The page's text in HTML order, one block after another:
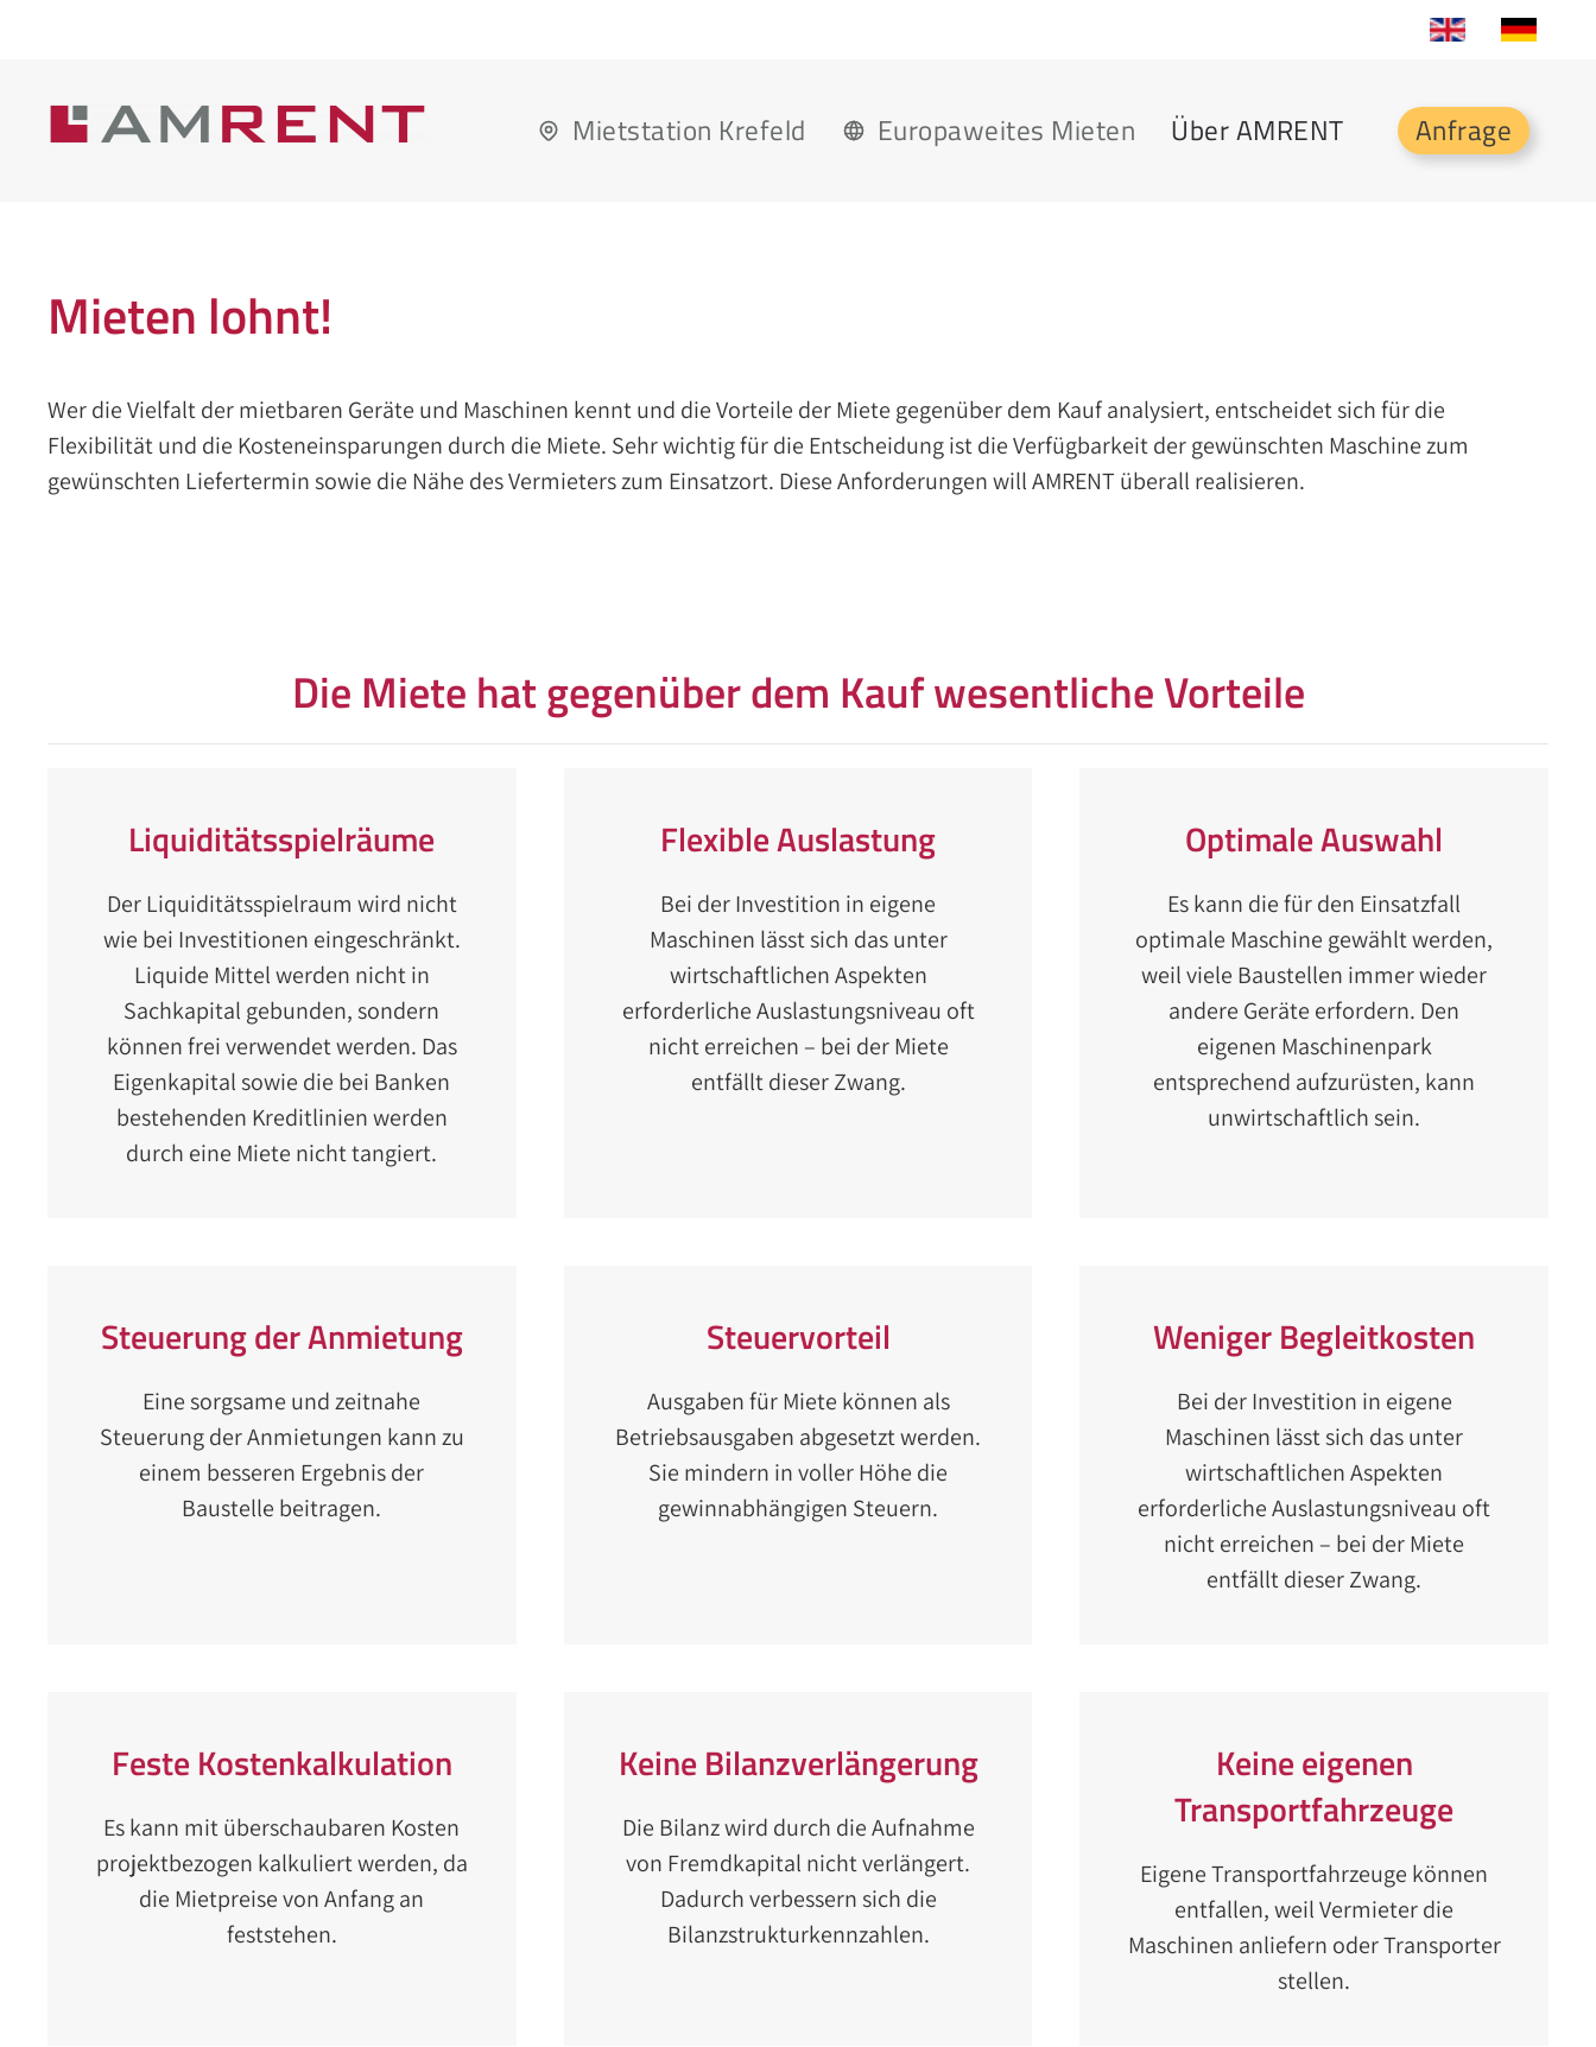
Mietstation Krefeld Europaweites Mieten Über AMRENT Anfrage
Mieten lohnt!
Wer die Vielfalt der mietbaren Geräte und Maschinen kennt und die Vorteile der Miete gegenüber dem Kauf analysiert, entscheidet sich für die
Flexibilität und die Kosteneinsparungen durch die Miete. Sehr wichtig für die Entscheidung ist die Verfügbarkeit der gewünschten Maschine zum
gewünschten Liefertermin sowie die Nähe des Vermieters zum Einsatzort. Diese Anforderungen will AMRENT überall realisieren.
Die Miete hat gegenüber dem Kauf wesentliche Vorteile
Liquiditätsspielräume
Der Liquiditätsspielraum wird nicht
wie bei Investitionen eingeschränkt.
Liquide Mittel werden nicht in
Sachkapital gebunden, sondern
können frei verwendet werden. Das
Eigenkapital sowie die bei Banken
bestehenden Kreditlinien werden
durch eine Miete nicht tangiert.
Flexible Auslastung
Bei der Investition in eigene
Maschinen lässt sich das unter
wirtschaftlichen Aspekten
erforderliche Auslastungsniveau oft
nicht erreichen – bei der Miete
entfällt dieser Zwang.
Optimale Auswahl
Es kann die für den Einsatzfall
optimale Maschine gewählt werden,
weil viele Baustellen immer wieder
andere Geräte erfordern. Den
eigenen Maschinenpark
entsprechend aufzurüsten, kann
unwirtschaftlich sein.
Steuerung der Anmietung
Eine sorgsame und zeitnahe
Steuerung der Anmietungen kann zu
einem besseren Ergebnis der
Baustelle beitragen.
Steuervorteil
Ausgaben für Miete können als
Betriebsausgaben abgesetzt werden.
Sie mindern in voller Höhe die
gewinnabhängigen Steuern.
Weniger Begleitkosten
Bei der Investition in eigene
Maschinen lässt sich das unter
wirtschaftlichen Aspekten
erforderliche Auslastungsniveau oft
nicht erreichen – bei der Miete
entfällt dieser Zwang.
Feste Kostenkalkulation
Es kann mit überschaubaren Kosten
projektbezogen kalkuliert werden, da
die Mietpreise von Anfang an
feststehen.
Keine Bilanzverlängerung
Die Bilanz wird durch die Aufnahme
von Fremdkapital nicht verlängert.
Dadurch verbessern sich die
Bilanzstrukturkennzahlen.
Keine eigenen
Transportfahrzeuge
Eigene Transportfahrzeuge können
entfallen, weil Vermieter die
Maschinen anliefern oder Transporter
stellen.